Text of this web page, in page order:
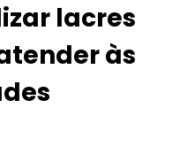
lacres
às